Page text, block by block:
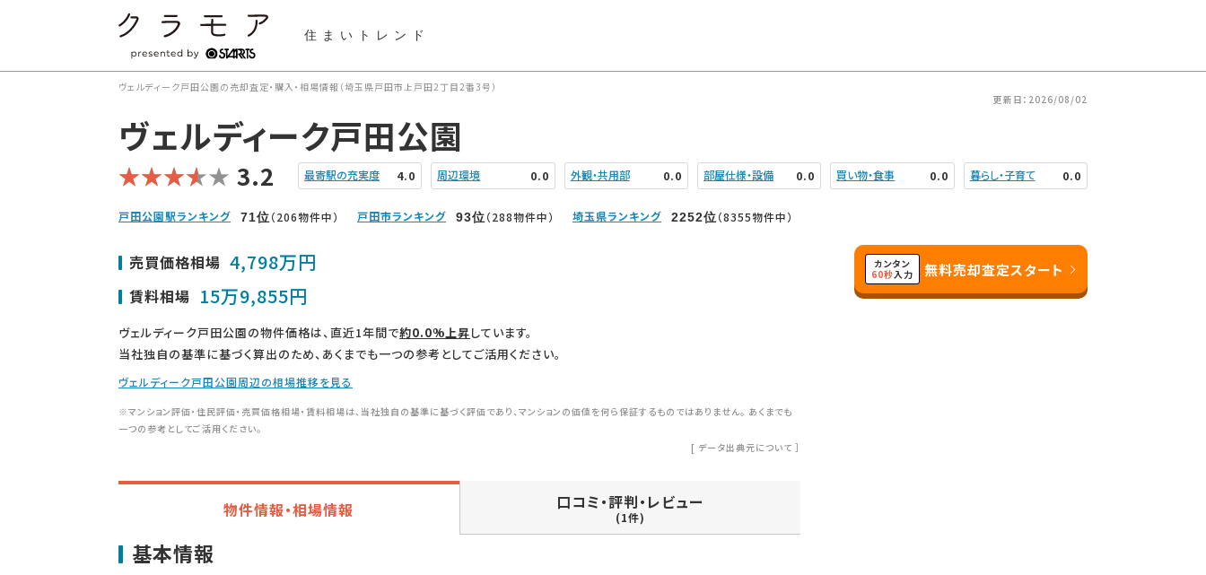
住まいトレンド
ヴェルディーク戸田公園の売却査定・購入・相場情報（埼玉県戸田市上戸田2丁目2番3号）
更新日：2026/08/02
ヴェルディーク戸田公園
3.2 最寄駅の充実度 4.0 周辺環境 0.0 外観・共用部 0.0 部屋仕様・設備 0.0 買い物・食事 0.0 暮らし・子育て 0.0
戸田公園駅ランキング 71位（206物件中） 戸田市ランキング 93位（288物件中） 埼玉県ランキング 2252位（8355物件中）
売買価格相場 4,798万円
賃料相場 15万9,855円
ヴェルディーク戸田公園の物件価格は、直近1年間で約0.0%上昇しています。
当社独自の基準に基づく算出のため、あくまでも一つの参考としてご活用ください。
ヴェルディーク戸田公園周辺の相場推移を見る
※マンション評価・住民評価・売買価格相場・賃料相場は、当社独自の基準に基づく評価であり、マンションの価値を何ら保証するものではありません。 あくまでも
一つの参考としてご活用ください。
[ データ出典元について ］
物件情報・相場情報 口コミ・評判・レビュー
(1件)
基本情報
カンタン
60秒入力 無料売却査定スタート